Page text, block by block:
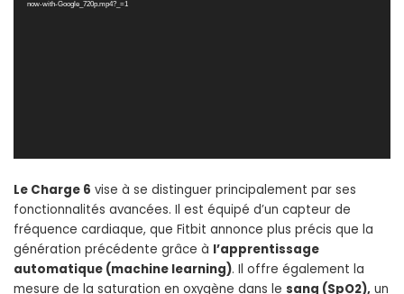
now-with-Google_720p.mp4?_=1
Le Charge 6 vise à se distinguer principalement par ses
fonctionnalités avancées. Il est équipé d’un capteur de
fréquence cardiaque, que Fitbit annonce plus précis que la
génération précédente grâce à l’apprentissage
automatique (machine learning). Il offre également la
mesure de la saturation en oxygène dans le sang (SpO2), un